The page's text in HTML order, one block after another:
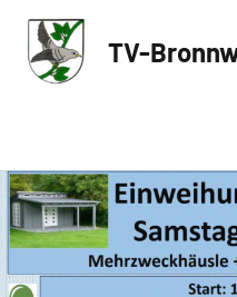
Zum
Inhalt
springen
TV-
Sportverein